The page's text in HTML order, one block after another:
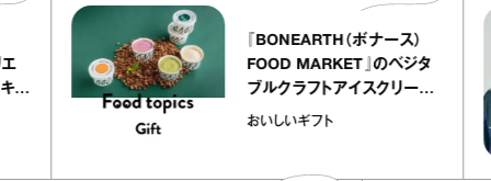
リエ
プ キャ
『BONEARTH（ボナース）
FOOD MARKET』のベジタ
ブルクラフトアイスクリーム
｜真野知子の「おいしいギフ
おいしいギフト